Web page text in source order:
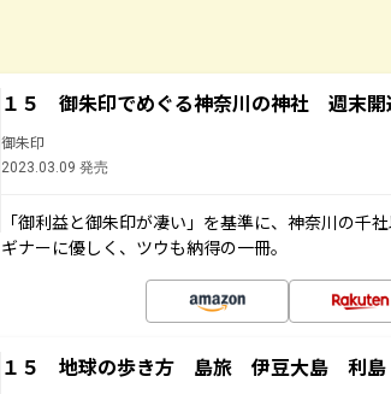
１５ 御朱印でめぐる神奈川の神社 週末
御朱印
2023.03.09 発売
「御利益と御朱印が凄い」を基準に、神奈川の千
ギナーに優しく、ツウも納得の一冊。
１５ 地球の歩き方 島旅 伊豆大島 利島